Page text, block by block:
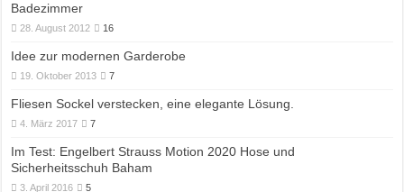
Badezimmer
28. August 2012 16
Idee zur modernen Garderobe
19. Oktober 2013 7
Fliesen Sockel verstecken, eine elegante Lösung.
4. März 2017 7
Im Test: Engelbert Strauss Motion 2020 Hose und
Sicherheitsschuh Baham
3. April 2016 5